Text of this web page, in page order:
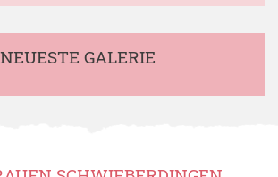
NEUESTE GALERIE